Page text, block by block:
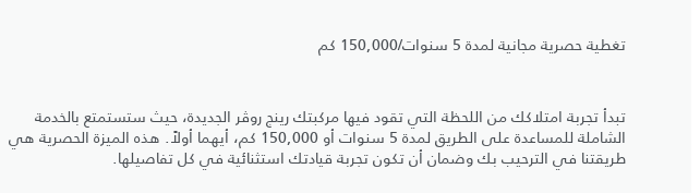
تغطية حصرية مجانية لمدة 5 سنوات/150,000 كم
تبدأ تجربة امتلاكك من اللحظة التي تقود فيها مركبتك رينج روڤر الجديدة، حيث ستستمتع بالخدمة
الشاملة للمساعدة على الطريق لمدة 5 سنوات أو 150,000 كم، أيهما أولاً. هذه الميزة الحصرية هي
طريقتنا في الترحيب بك وضمان أن تكون تجربة قيادتك استثنائية في كل تفاصيلها.